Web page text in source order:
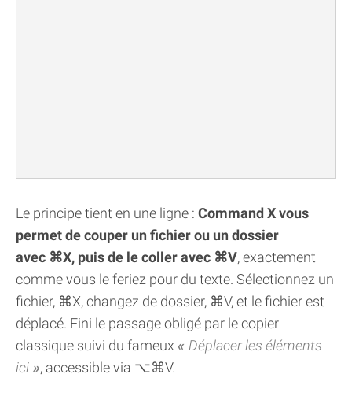
Le principe tient en une ligne : Command X vous
permet de couper un fichier ou un dossier
avec ⌘X, puis de le coller avec ⌘V, exactement
comme vous le feriez pour du texte. Sélectionnez un
fichier, ⌘X, changez de dossier, ⌘V, et le fichier est
déplacé. Fini le passage obligé par le copier
classique suivi du fameux
Déplacer les éléments
ici
, accessible via ⌥⌘V.